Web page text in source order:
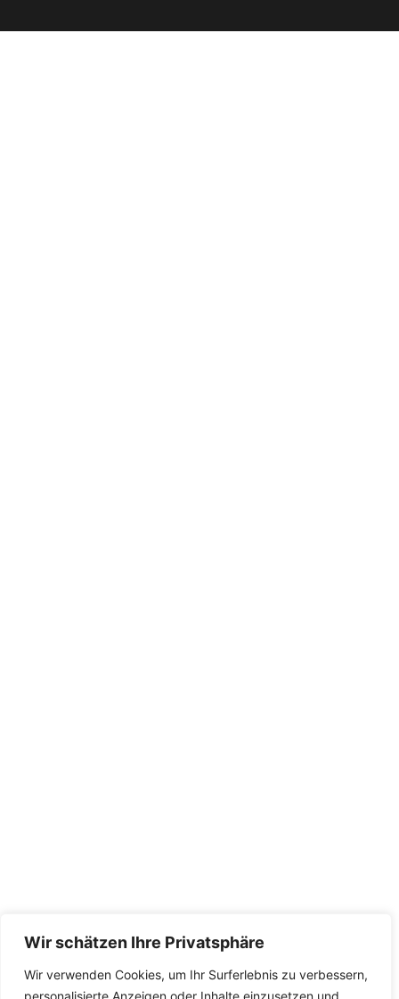
Wir schätzen Ihre Privatsphäre
Wir verwenden Cookies, um Ihr Surferlebnis zu verbessern,
personalisierte Anzeigen oder Inhalte einzusetzen und